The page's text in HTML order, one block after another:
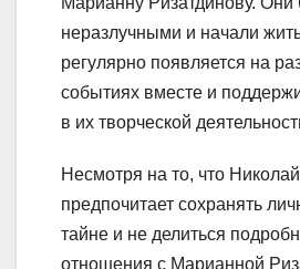
неразлучными и начали
регулярно появляется на
событиях вместе и
в их творческой
Несмотря на то, что
предпочитает сохранять
тайне и не делиться
отношения с Марианной